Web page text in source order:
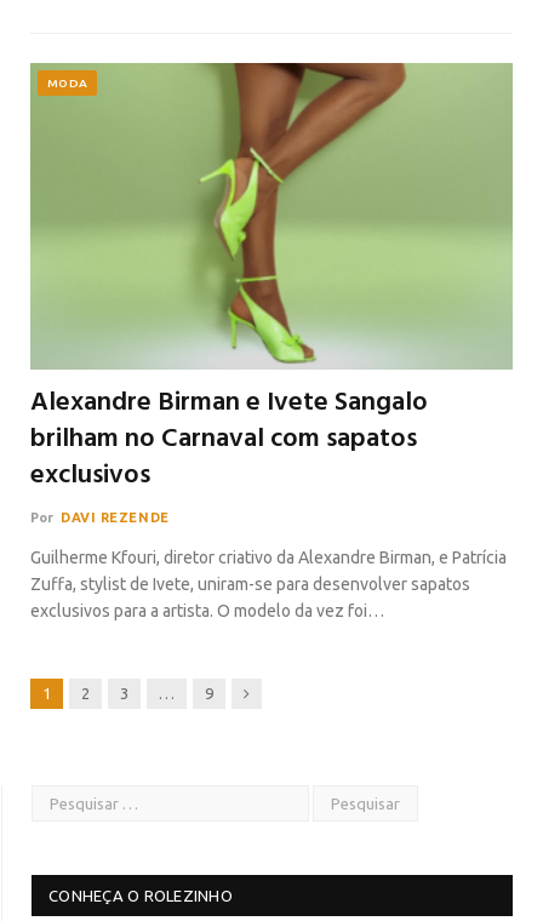
MODA
Alexandre Birman e Ivete Sangalo
brilham no Carnaval com sapatos
exclusivos
Por DAVI REZENDE
Guilherme Kfouri, diretor criativo da Alexandre Birman, e Patrícia
Zuffa, stylist de Ivete, uniram-se para desenvolver sapatos
exclusivos para a artista. O modelo da vez foi…
1 2 3 9 Next
CONHEÇA O ROLEZINHO